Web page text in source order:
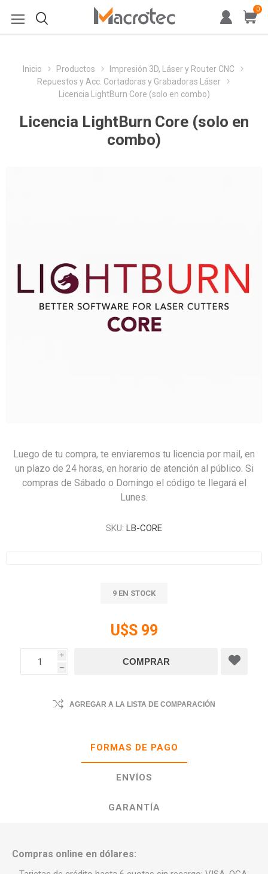
0
Inicio Productos
Impresión 3D, Láser y Router CNC
Repuestos y Acc. Cortadoras y Grabadoras Láser
Licencia LightBurn Core (solo en combo)
Licencia LightBurn Core (solo en
combo)
Luego de tu compra, te enviaremos tu licencia por mail, en
un plazo de 24 horas, en horario de atención al público. Si
compras de Sábado o Domingo el código te llegará el
Lunes.
SKU: LB-CORE
9 EN STOCK
U$S 99
i
h
AGREGAR A LA LISTA DE COMPARACIÓN
FORMAS DE PAGO
ENVÍOS
GARANTÍA
Compras online en dólares: